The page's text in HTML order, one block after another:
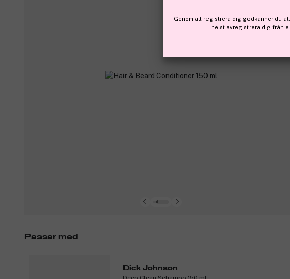
Passar med
Dick Johnson
Genom att registrera dig godkänner du
helst avregistrera dig från